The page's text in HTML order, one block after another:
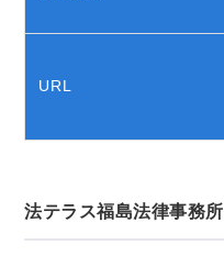
URL
法テラス福島法律事務所